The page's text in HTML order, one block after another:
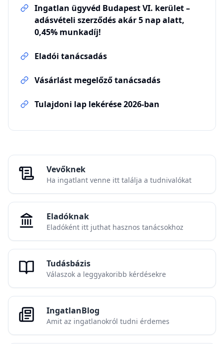
Ingatlan ügyvéd Budapest VI. kerület –
adásvételi szerződés akár 5 nap alatt,
0,45% munkadíj!
Eladói tanácsadás
Vásárlást megelőző tanácsadás
Tulajdoni lap lekérése 2026-ban
Vevőknek
Ha ingatlant venne itt találja a tudnivalókat
Eladóknak
Eladóként itt juthat hasznos tanácsokhoz
Tudásbázis
Válaszok a leggyakoribb kérdésekre
IngatlanBlog
Amit az ingatlanokról tudni érdemes